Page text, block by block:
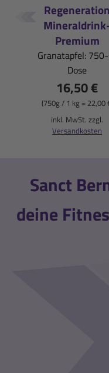
Regeneration
Premium
Granatapfel:
Dose
16,50 €
(750g / 1 kg = 22,00
inkl. MwSt. zzgl.
Versandkosten
Sanct
deine